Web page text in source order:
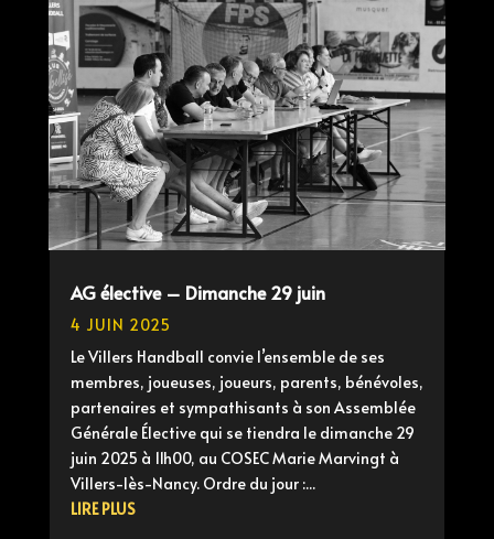
AG élective – Dimanche 29 juin
4 JUIN 2025
Le Villers Handball convie l’ensemble de ses
membres, joueuses, joueurs, parents, bénévoles,
partenaires et sympathisants à son Assemblée
Générale Élective qui se tiendra le dimanche 29
juin 2025 à 11h00, au COSEC Marie Marvingt à
Villers-lès-Nancy. Ordre du jour :...
LIRE PLUS